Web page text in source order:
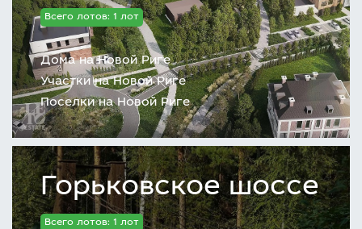
Всего лотов: 1 лот
Дома на Новой Риге
Участки на Новой Риге
Поселки на Новой Риге
Горьковское шоссе
Всего лотов: 1 лот